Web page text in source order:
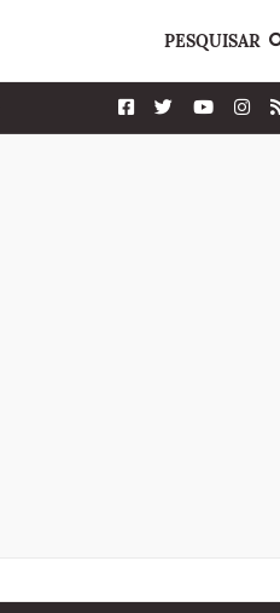
PESQUISAR